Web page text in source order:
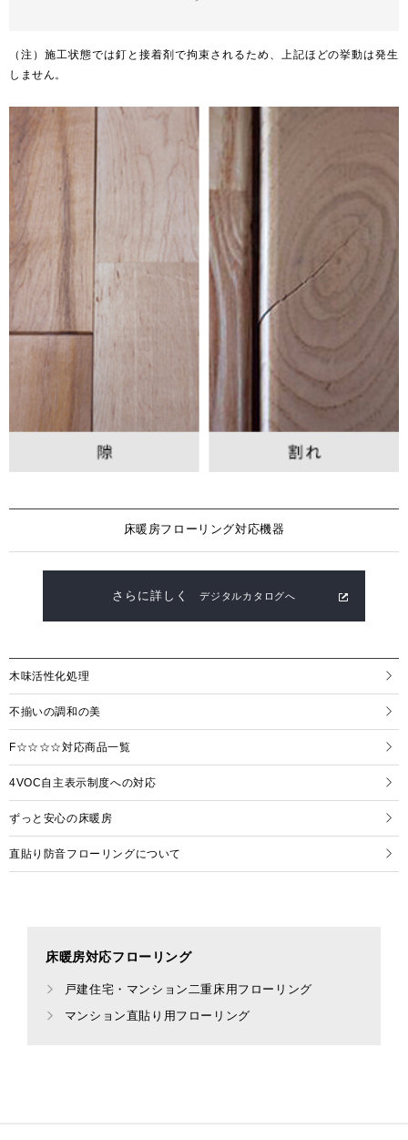
（注）施工状態では釘と接着剤で拘束されるため、上記ほどの挙動は発生
しません。
床暖房フローリング対応機器
さらに詳しく デジタルカタログへ
木味活性化処理
不揃いの調和の美
F☆☆☆☆対応商品一覧
4VOC自主表示制度への対応
ずっと安心の床暖房
直貼り防音フローリングについて
床暖房対応フローリング
戸建住宅・マンション二重床用フローリング
マンション直貼り用フローリング